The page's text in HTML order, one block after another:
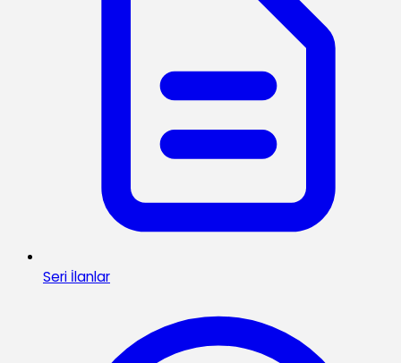
Seri İlanlar